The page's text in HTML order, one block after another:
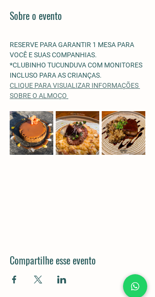
Sobre o evento
RESERVE PARA GARANTIR 1 MESA PARA
VOCÊ E SUAS COMPANHIAS.
*CLUBINHO TUCUNDUVA COM MONITORES
INCLUSO PARA AS CRIANÇAS.
CLIQUE PARA VISUALIZAR INFORMAÇÕES
SOBRE O ALMOÇO
Compartilhe esse evento